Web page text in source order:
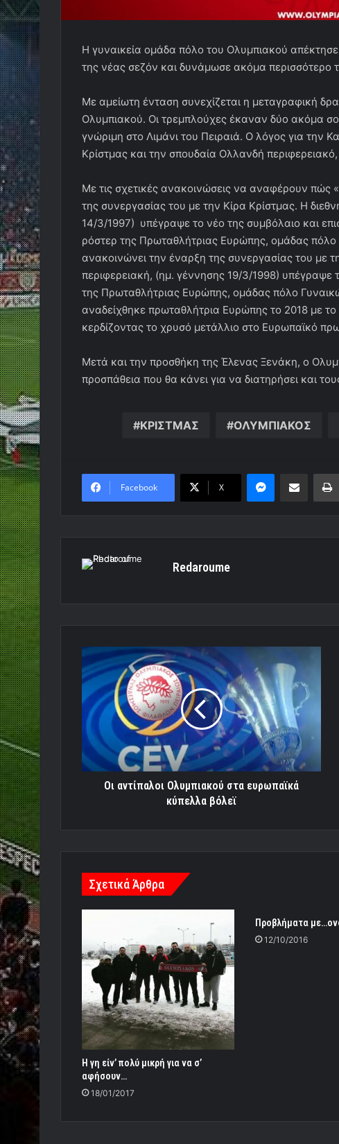
Η γυναικεία ομάδα πόλο του Ολυμπιακού απέκτησε
της νέας σεζόν και δυνάμωσε ακόμα περισσότερο
Με αμείωτη ένταση συνεχίζεται η μεταγραφική
Ολυμπιακού. Οι τρεμπλούχες έκαναν δύο ακόμα
γνώριμη στο Λιμάνι του Πειραιά. Ο λόγος για την
Κρίστμας και την σπουδαία Ολλανδή περιφερειακό,
Με τις σχετικές ανακοινώσεις να αναφέρουν
της συνεργασίας του με την Κίρα Κρίστμας. Η
14/3/1997) υπέγραψε το νέο της συμβόλαιο και
ρόστερ της Πρωταθλήτριας Ευρώπης, ομάδας
ανακοινώνει την έναρξη της συνεργασίας του με
περιφερειακή, (ημ. γέννησης 19/3/1998) υπέγραψε
της Πρωταθλήτριας Ευρώπης, ομάδας πόλο
αναδείχθηκε πρωταθλήτρια Ευρώπης το 2018 με
κερδίζοντας το χρυσό μετάλλιο στο Ευρωπαϊκό
Μετά και την προσθήκη της Έλενας Ξενάκη, ο
προσπάθεια που θα κάνει για να διατηρήσει και
ΚΡΙΣΤΜΑΣ ΟΛΥΜΠΙΑΚΟΣ
Facebook X
MessengerΚοινοποίηση μέσω
Redaroume
αντίπαλοι
Ολυμπιακού
στα
ευρωπαϊκά
βόλεϊ
Οι αντίπαλοι Ολυμπιακού στα ευρωπαϊκά
κύπελλα βόλεϊ
Σχετικά Άρθρα
Η γη είν’ πολύ μικρή για να σ’
αφήσουν…
18/01/2017
Προβλήματα
12/10/2016